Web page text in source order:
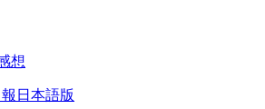
想
日本語版